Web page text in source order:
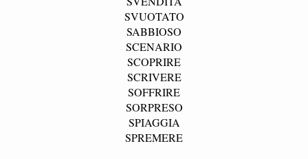
SVUOTATO
SABBIOSO
SCENARIO
SCOPRIRE
SCRIVERE
SOFFRIRE
SORPRESO
SPIAGGIA
SPREMERE